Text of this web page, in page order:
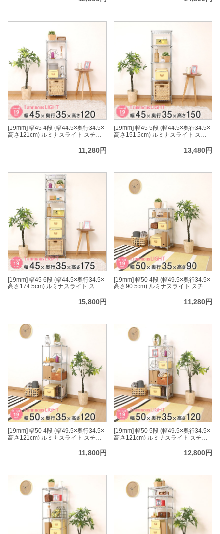
[19mm] 幅45 4段 (幅44.5×奥行34.5×
高さ121cm) ルミナスライト スチー
11,280円
[19mm] 幅45 5段 (幅44.5×奥行34.5×
高さ151.5cm) ルミナスライト スチ
13,480円
[19mm] 幅45 6段 (幅44.5×奥行34.5×
高さ174.5cm) ルミナスライト スチ
15,800円
[19mm] 幅50 4段 (幅49.5×奥行34.5×
高さ90.5cm) ルミナスライト スチー
11,280円
[19mm] 幅50 4段 (幅49.5×奥行34.5×
高さ121cm) ルミナスライト スチー
11,800円
[19mm] 幅50 5段 (幅49.5×奥行34.5×
高さ121cm) ルミナスライト スチー
12,800円